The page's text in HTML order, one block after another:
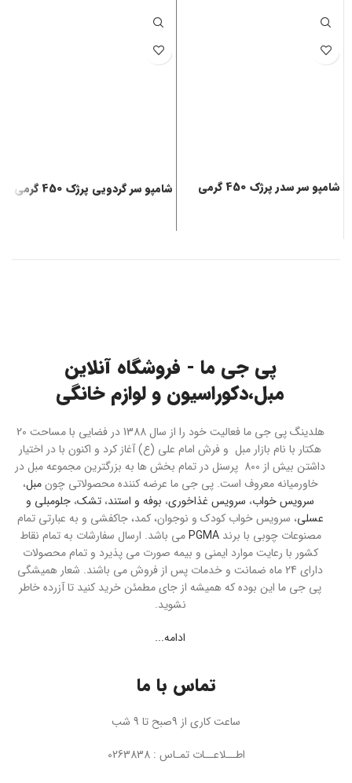
شامپو سر سدر پرژک 450 گرمی شامپو سر گردویی پرژک 450 گرمی
پی جی ما - فروشگاه آنلاین
مبل،دکوراسیون و لوازم خانگی
هلدینگ پی جی ما فعالیت خود را از سال 1388 در فضایی با مساحت 20
هکتار با نام بازار مبل و فرش امام علی (ع) آغاز کرد و اکنون با در اختیار
داشتن بیش از 800 پرسنل در تمام بخش ها به بزرگترین مجموعه مبل در
خاورمیانه معروف است. پی جی ما عرضه کننده محصولاتی چونمبل،
سرویس خواب، سرویس غذاخوری، بوفه و استند، تشک، جلومبلی و
عسلی، سرویس خواب کودک و نوجوان، کمد، جاکفشی و به عبارتی تمام
مصنوعات چوبی با برندPGMAمی باشد. ارسال سفارشات به تمام نقاط
کشور با رعایت موارد ایمنی و بیمه صورت می پذیرد و تمام محصولات
دارای 24 ماه ضمانت و خدمات پس از فروش می باشند. شعار همیشگی
پی جی ما این بوده که همیشه از جای مطمئن خرید کنید تا آزرده خاطر
نشوید.
ادامه...
تماس با ما
ساعت کاری از 9صبح تا 9 شب
اطــلاعــات تمـاس : 0263838